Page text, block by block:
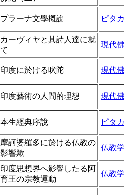
プラーナ文學槪說 ピタカ
カーヴィヤと其詩人達に就
て
現代
印度に於ける吠陀 現代
印度藝術󠄁の人間的理想 現代
本生經典序說 ピタカ
摩訶婆羅多に於ける仏教の
影響歟
仏教
印度思想界へ影響したる阿
育王の宗教運動
仏教